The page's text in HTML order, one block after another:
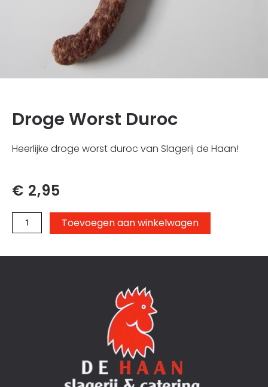
Droge Worst Duroc
Heerlijke droge worst duroc van Slagerij de Haan!
€ 2,95
Droge
worst
aantal
Toevoegen aan winkelwagen